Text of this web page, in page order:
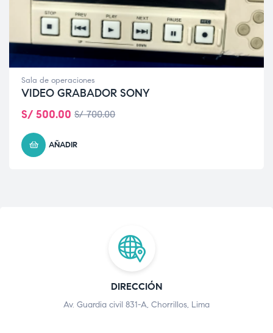
Sala de operaciones
VIDEO GRABADOR SONY
S/700.00
S/ 500.00
AÑADIR
DIRECCIÓN
Av. Guardia civil 831-A, Chorrillos, Lima